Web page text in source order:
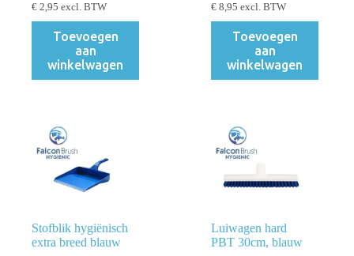
€ 2,95 excl. BTW
Toevoegen
aan
winkelwagen
€ 8,95 excl. BTW
Toevoegen
aan
winkelwagen
Stofblik hygiënisch
extra breed blauw
Luiwagen hard
PBT 30cm, blauw